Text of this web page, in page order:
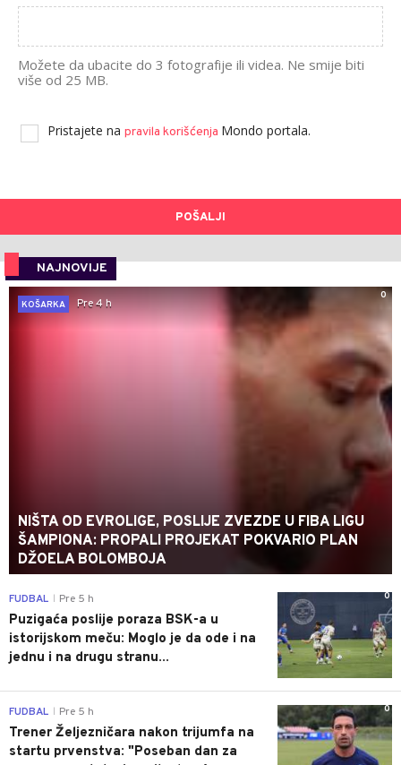
Možete da ubacite do 3 fotografije ili videa. Ne smije biti
više od 25 MB.
Pristajete na pravila korišćenja Mondo portala.
POŠALJI
NAJNOVIJE
0
KOŠARKA
Pre 4 h
NIŠTA OD EVROLIGE, POSLIJE ZVEZDE U FIBA LIGU
ŠAMPIONA: PROPALI PROJEKAT POKVARIO PLAN
DŽOELA BOLOMBOJA
0
FUDBAL Pre 5 h
Puzigaća poslije poraza BSK-a u
istorijskom meču: Moglo je da ode i na
jednu i na drugu stranu...
0
FUDBAL Pre 5 h
Trener Željezničara nakon trijumfa na
startu prvenstva: "Poseban dan za